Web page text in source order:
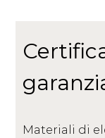
Materiali di